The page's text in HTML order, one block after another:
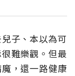
子、本以為可
難樂觀。但最
，還一路健康